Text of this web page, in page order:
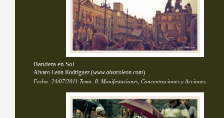
Bandera en Sol
Alvaro León Rodriguez (www.alvaroleon.com)
Fecha: 24/07/2011 Tema: 8. Manifestaciones, Concentraciones y Acciones.